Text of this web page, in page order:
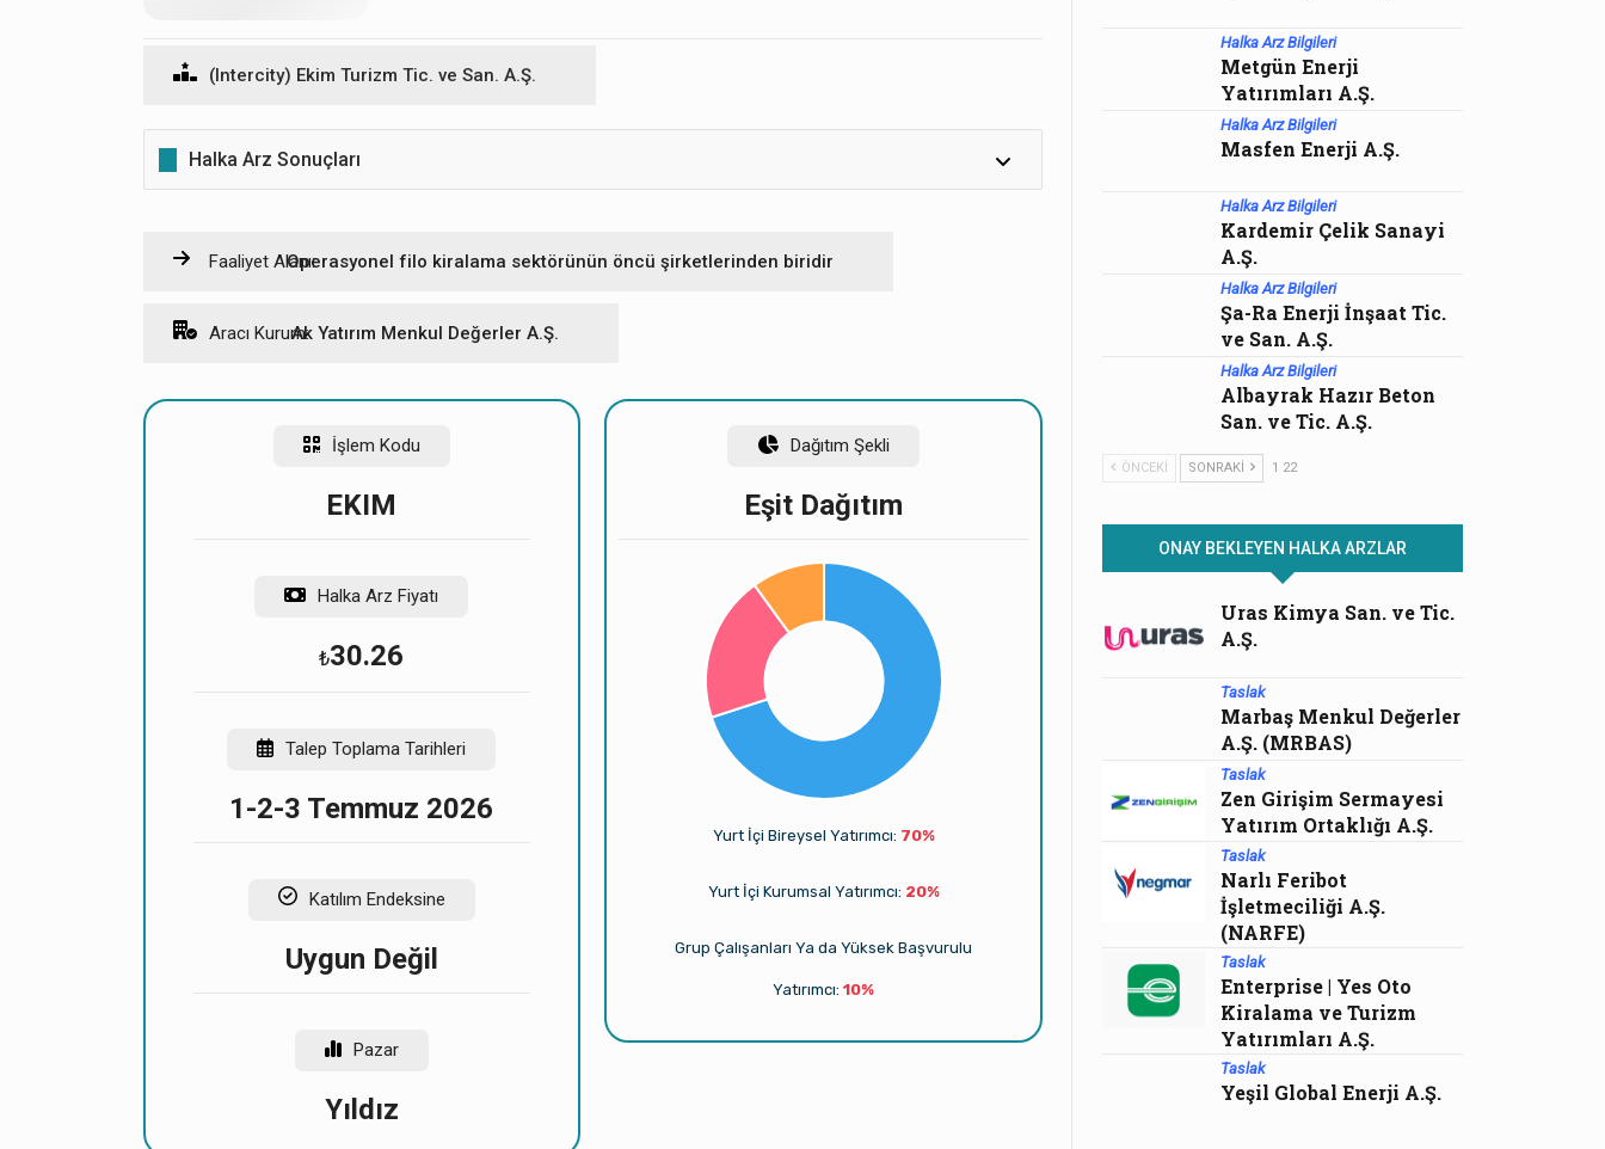
(Intercity) Ekim Turizm Tic. ve San. A.Ş.
Halka Arz Sonuçları
Yatırımcı Grubu
* Payların %5`inden fazlasını alan gerçek/tüzel kişi bulunmamaktadır.
Faaliyet Alanı:Operasyonel filo kiralama sektörünün öncü şirketlerinden biridir
Aracı Kurum:Ak Yatırım Menkul Değerler A.Ş.
İşlem Kodu
EKIM
Halka Arz Fiyatı
₺30.26
Talep Toplama Tarihleri
1-2-3 Temmuz 2026
Katılım Endeksine
Uygun Değil
Pazar
Yıldız
Dağıtım Şekli
Eşit Dağıtım
Yurt İçi Bireysel Yatırımcı: 70%
Yurt İçi Kurumsal Yatırımcı: 20%
Grup Çalışanları Ya da Yüksek Başvurulu
Yatırımcı:10%
Halka Arz Bilgileri
Metgün Enerji
Yatırımları A.Ş.
Halka Arz Bilgileri
Masfen Enerji A.Ş.
Halka Arz Bilgileri
Kardemir Çelik Sanayi
A.Ş.
Halka Arz Bilgileri
Şa-Ra Enerji İnşaat Tic.
ve San. A.Ş.
Halka Arz Bilgileri
Albayrak Hazır Beton
San. ve Tic. A.Ş.
ÖNCEKI SONRAKI 1 22
ONAY BEKLEYEN HALKA ARZLAR
Uras Kimya San. ve Tic.
A.Ş.
Taslak
Marbaş Menkul Değerler
A.Ş. (MRBAS)
Taslak
Zen Girişim Sermayesi
Yatırım Ortaklığı A.Ş.
Taslak
Narlı Feribot
İşletmeciliği A.Ş.
(NARFE)
Taslak
Enterprise | Yes Oto
Kiralama ve Turizm
Yatırımları A.Ş.
Taslak
Yeşil Global Enerji A.Ş.